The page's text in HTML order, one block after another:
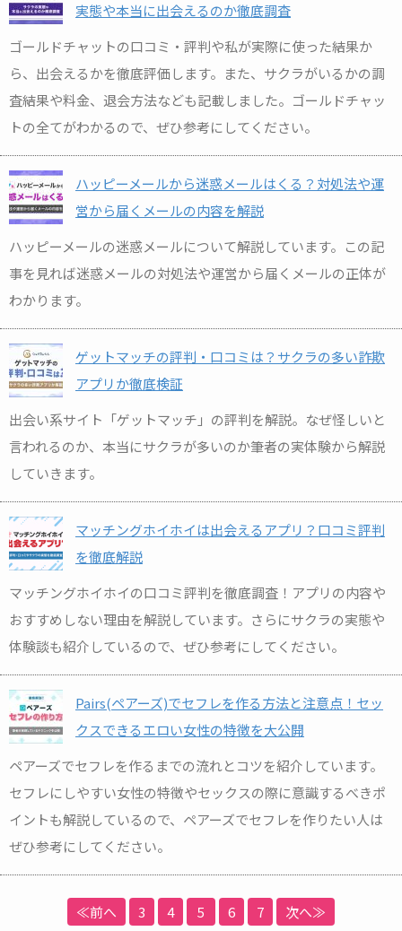
実態や本当に出会えるのか徹底調査
ゴールドチャットの口コミ・評判や私が実際に使った結果か
ら、出会えるかを徹底評価します。また、サクラがいるかの調
査結果や料金、退会方法なども記載しました。ゴールドチャッ
トの全てがわかるので、ぜひ参考にしてください。
ハッピーメールから迷惑メールはくる？対処法や運
営から届くメールの内容を解説
ハッピーメールの迷惑メールについて解説しています。この記
事を見れば迷惑メールの対処法や運営から届くメールの正体が
わかります。
ゲットマッチの評判・口コミは？サクラの多い詐欺
アプリか徹底検証
出会い系サイト「ゲットマッチ」の評判を解説。なぜ怪しいと
言われるのか、本当にサクラが多いのか筆者の実体験から解説
していきます。
マッチングホイホイは出会えるアプリ？口コミ評判
を徹底解説
マッチングホイホイの口コミ評判を徹底調査！アプリの内容や
おすすめしない理由を解説しています。さらにサクラの実態や
体験談も紹介しているので、ぜひ参考にしてください。
Pairs(ペアーズ)でセフレを作る方法と注意点！セッ
クスできるエロい女性の特徴を大公開
ペアーズでセフレを作るまでの流れとコツを紹介しています。
セフレにしやすい女性の特徴やセックスの際に意識するべきポ
イントも解説しているので、ペアーズでセフレを作りたい人は
ぜひ参考にしてください。
≪前へ 3 4 5 6 7 次へ≫